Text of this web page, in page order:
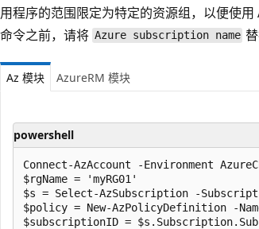
用程序的范围限定为特定的资源组，以便使
命令之前，请将 Azure subscription name
Az 模块 AzureRM 模块
powershell
Connect-AzAccount -Environment
$rgName = 'myRG01'
$s = Select-AzSubscription -
$policy = New-AzPolicyDefinition -
$subscriptionID =